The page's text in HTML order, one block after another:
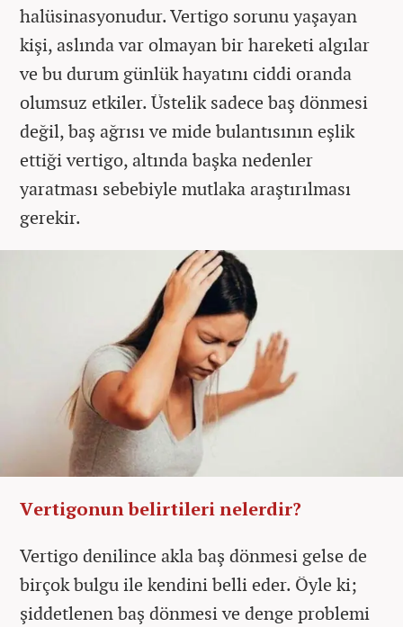
halüsinasyonudur. Vertigo sorunu yaşayan
kişi, aslında var olmayan bir hareketi algılar
ve bu durum günlük hayatını ciddi oranda
olumsuz etkiler. Üstelik sadece baş dönmesi
değil, baş ağrısı ve mide bulantısının eşlik
ettiği vertigo, altında başka nedenler
yaratması sebebiyle mutlaka araştırılması
gerekir.
Vertigonun belirtileri nelerdir?
Vertigo denilince akla baş dönmesi gelse de
birçok bulgu ile kendini belli eder. Öyle ki;
şiddetlenen baş dönmesi ve denge problemi